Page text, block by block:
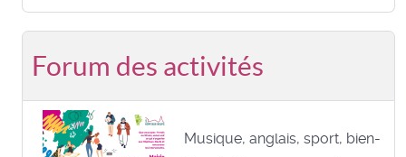
Forum des activités
Musique, anglais, sport, bien-